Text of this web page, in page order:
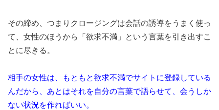
その締め、つまりクロージングは会話の誘導をうまく使っ
て、女性のほうから「欲求不満」という言葉を引き出すこ
とに尽きる。
相手の女性は、もともと欲求不満でサイトに登録している
んだから、あとはそれを自分の言葉で語らせて、会うしか
ない状況を作ればいい。